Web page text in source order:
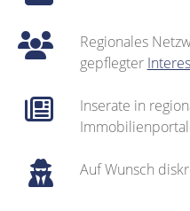
Regionales
gepflegter
Inserate in
Auf Wunsch